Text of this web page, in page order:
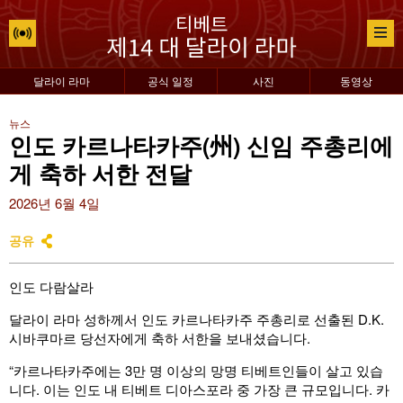
달라이 라마 공식 일정 사진 동영상
뉴스
인도 카르나타카주(州) 신임 주총리에
게 축하 서한 전달
2026년 6월 4일
공유
인도 다람살라
달라이 라마 성하께서 인도 카르나타카주 주총리로 선출된 D.K.
시바쿠마르 당선자에게 축하 서한을 보내셨습니다.
“카르나타카주에는 3만 명 이상의 망명 티베트인들이 살고 있습
니다. 이는 인도 내 티베트 디아스포라 중 가장 큰 규모입니다. 카